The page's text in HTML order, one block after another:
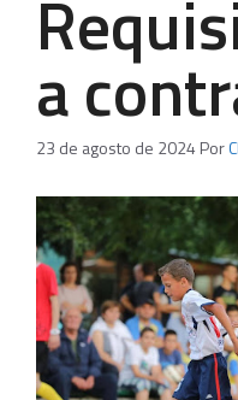
a
23 de agosto de 2024 Por